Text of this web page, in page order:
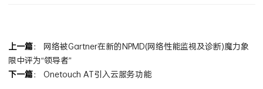
上一篇： 网络被Gartner在新的NPMD(网络性能监视及诊断)魔力象
限中评为“领导者”
下一篇： Onetouch AT引入云服务功能